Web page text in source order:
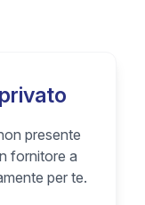
presente
fornitore a
per te.